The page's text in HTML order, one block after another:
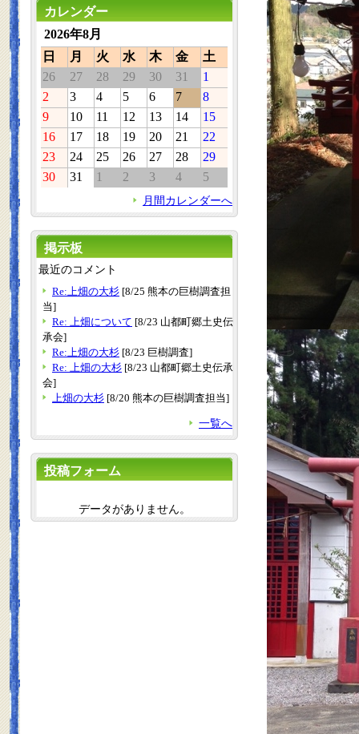
カレンダー
2026年8月
日
月 火 水 木 金
土
26
27 28 29 30 31
1
2
3 4 5 6 7
8
9
10 11 12 13 14
15
16
17 18 19 20 21
22
23
24 25 26 27 28
29
30
31 1 2 3 4 5
月間カレンダーへ
掲示板
最近のコメント
Re:上畑の大杉 [8/25 熊本の巨樹調査担
当]
Re: 上畑について [8/23 山都町郷土史伝
承会]
Re:上畑の大杉 [8/23 巨樹調査]
Re: 上畑の大杉 [8/23 山都町郷土史伝承
会]
上畑の大杉 [8/20 熊本の巨樹調査担当]
一覧へ
投稿フォーム
データがありません。